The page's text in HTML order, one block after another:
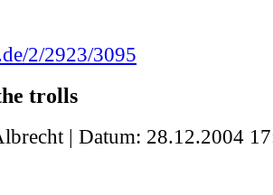
2/2923/3095
trolls
| Datum: 28.12.2004